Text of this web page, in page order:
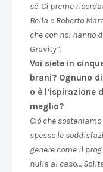
sé. Ci preme
Bella e Roberto
che con noi hanno
Gravity”.
Voi siete in
brani? Ognuno
o è l’ispirazione
meglio?
Ciò che
spesso le
genere come il
nulla al caso…